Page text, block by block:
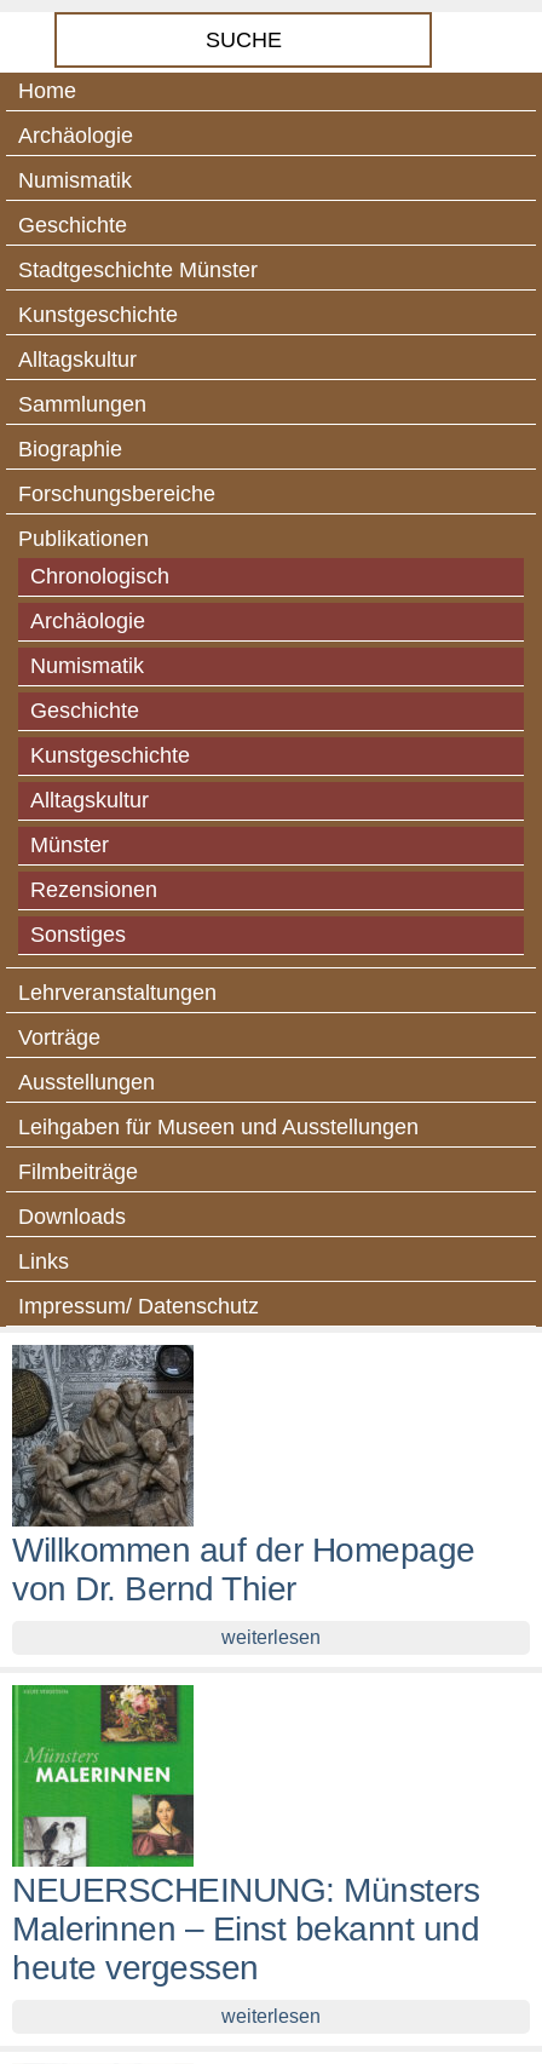
Home
Archäologie
Numismatik
Geschichte
Stadtgeschichte Münster
Kunstgeschichte
Alltagskultur
Sammlungen
Biographie
Forschungsbereiche
Publikationen
Chronologisch
Archäologie
Numismatik
Geschichte
Kunstgeschichte
Alltagskultur
Münster
Rezensionen
Sonstiges
Lehrveranstaltungen
Vorträge
Ausstellungen
Leihgaben für Museen und Ausstellungen
Filmbeiträge
Downloads
Links
Impressum/ Datenschutz
Willkommen auf der Homepage
von Dr. Bernd Thier
weiterlesen
NEUERSCHEINUNG: Münsters
Malerinnen – Einst bekannt und
heute vergessen
weiterlesen